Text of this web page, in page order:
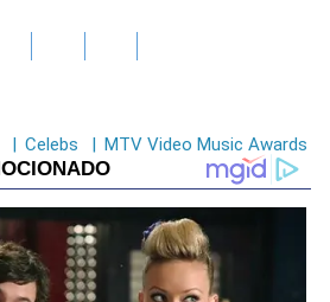
Celebs MTV Video Music Awards